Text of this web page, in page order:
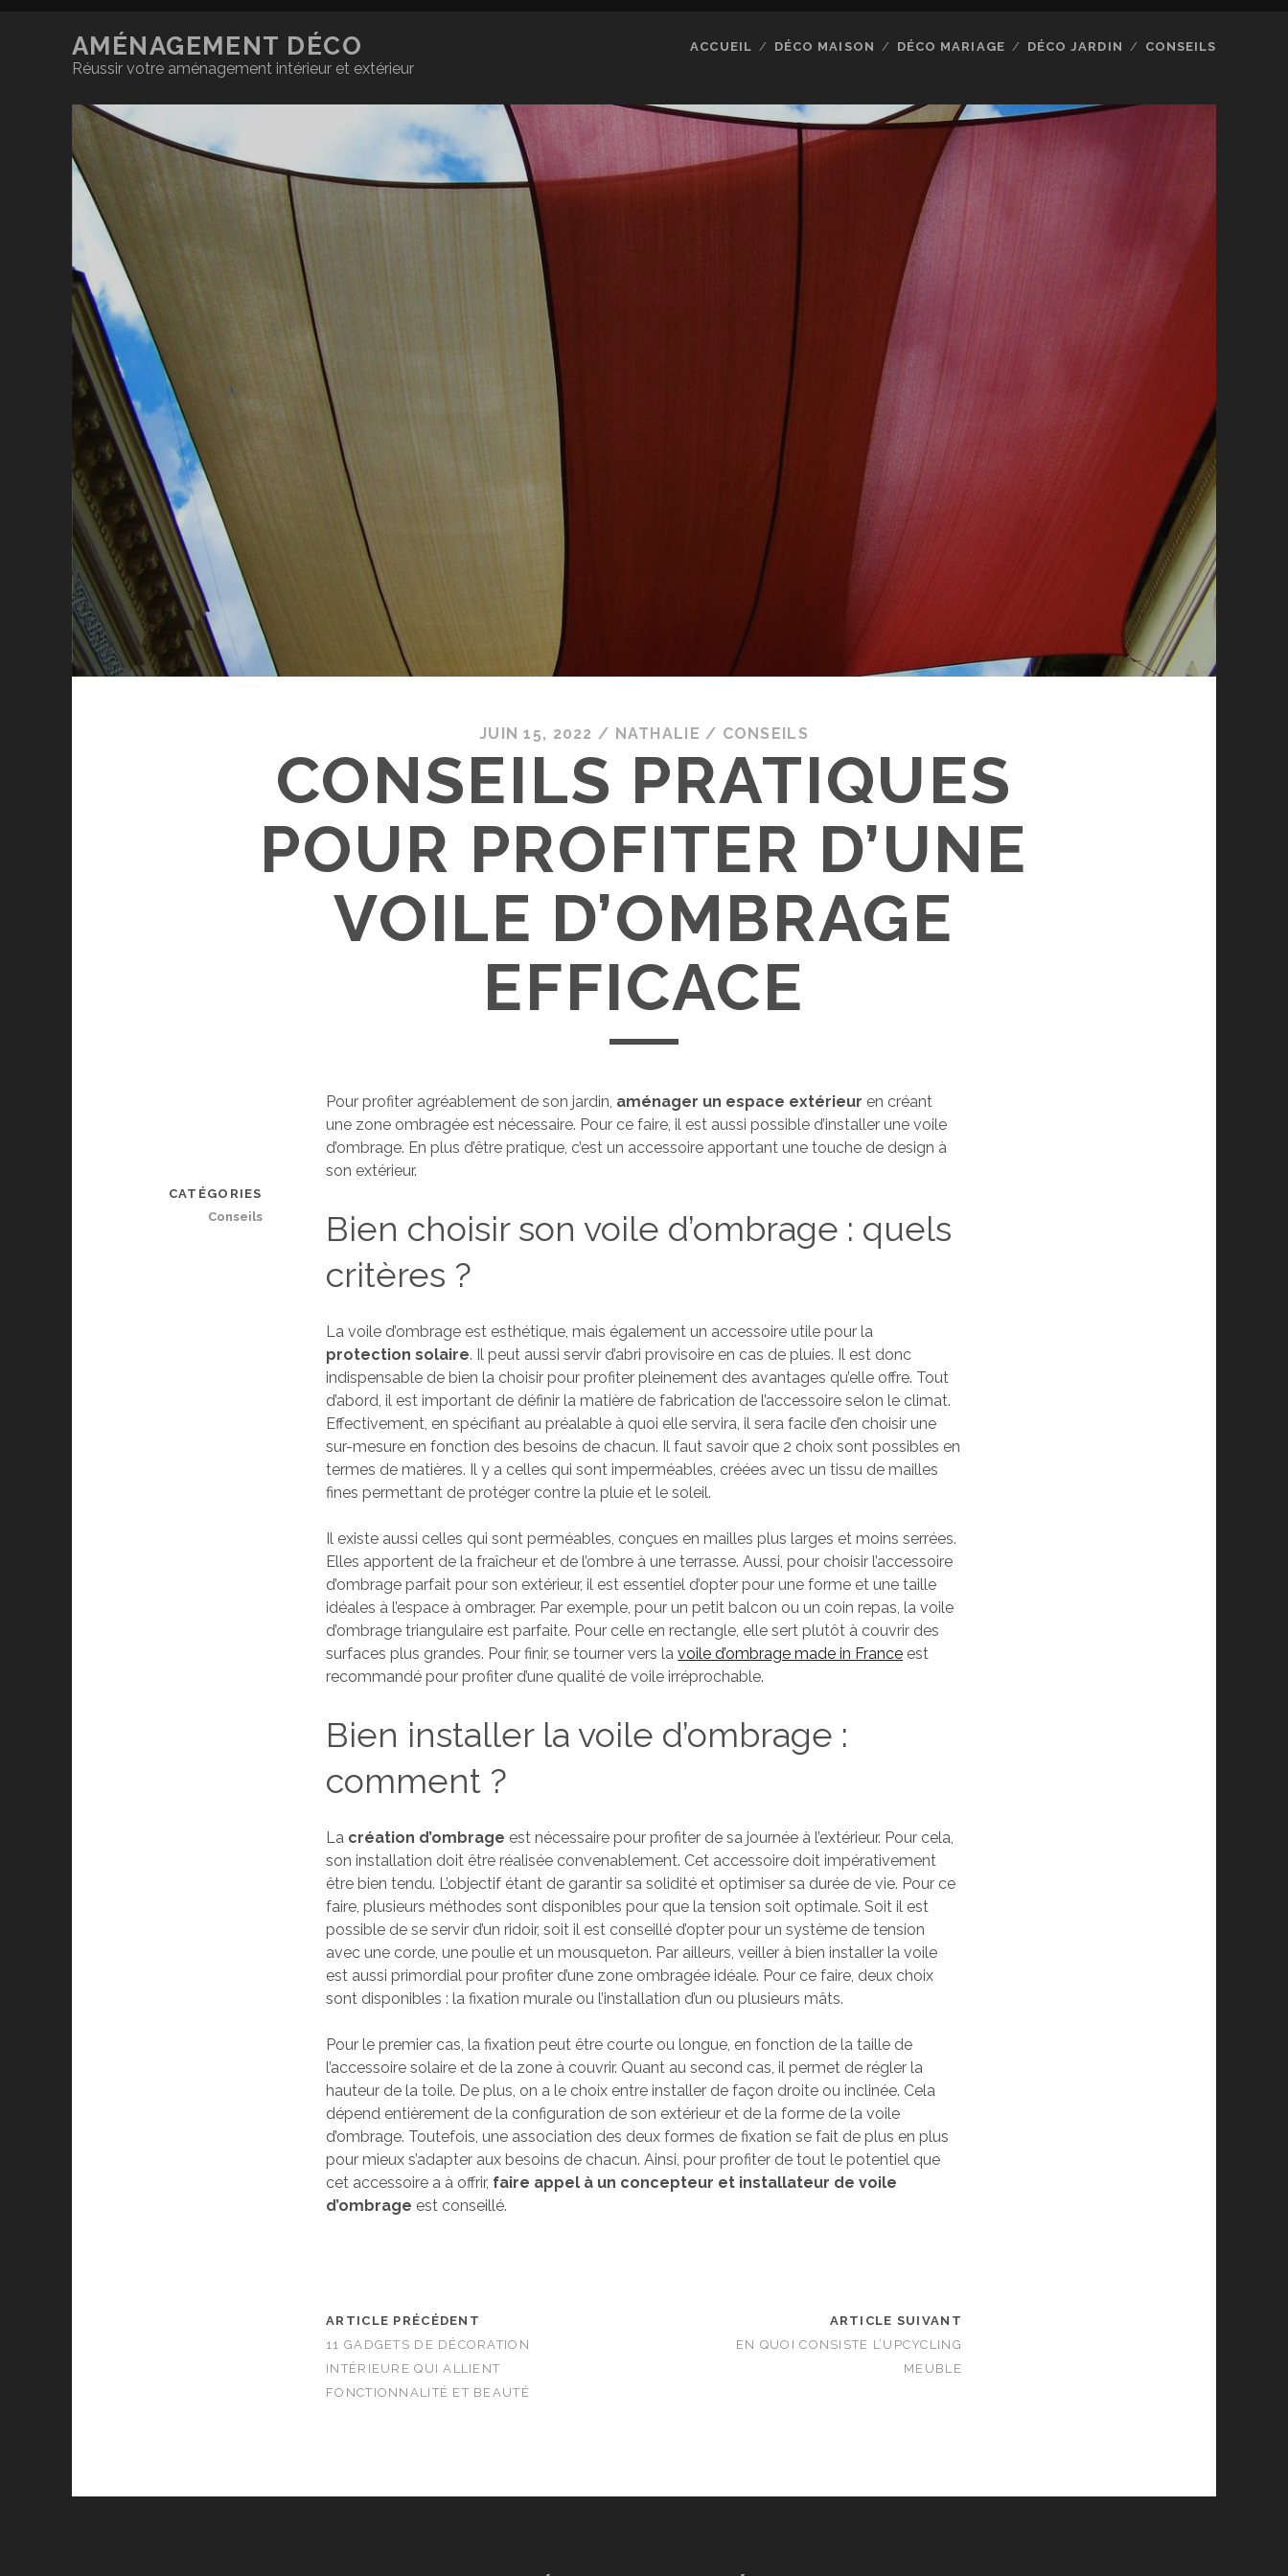
AMÉNAGEMENT DÉCO
Réussir votre aménagement intérieur et extérieur
ACCUEIL DÉCO MAISON DÉCO MARIAGE DÉCO JARDIN CONSEILS
JUIN 15, 2022 / NATHALIE / CONSEILS
CONSEILS PRATIQUES
POUR PROFITER D’UNE
VOILE D’OMBRAGE
EFFICACE
Pour profiter agréablement de son jardin, aménager un espace extérieur en créant
une zone ombragée est nécessaire. Pour ce faire, il est aussi possible d’installer une voile
d’ombrage. En plus d’être pratique, c’est un accessoire apportant une touche de design à
son extérieur.
Bien choisir son voile d’ombrage : quels
critères ?
La voile d’ombrage est esthétique, mais également un accessoire utile pour la
protection solaire. Il peut aussi servir d’abri provisoire en cas de pluies. Il est donc
indispensable de bien la choisir pour profiter pleinement des avantages qu’elle offre. Tout
d’abord, il est important de définir la matière de fabrication de l’accessoire selon le climat.
Effectivement, en spécifiant au préalable à quoi elle servira, il sera facile d’en choisir une
sur-mesure en fonction des besoins de chacun. Il faut savoir que 2 choix sont possibles en
termes de matières. Il y a celles qui sont imperméables, créées avec un tissu de mailles
fines permettant de protéger contre la pluie et le soleil.
Il existe aussi celles qui sont perméables, conçues en mailles plus larges et moins serrées.
Elles apportent de la fraîcheur et de l’ombre à une terrasse. Aussi, pour choisir l’accessoire
d’ombrage parfait pour son extérieur, il est essentiel d’opter pour une forme et une taille
idéales à l’espace à ombrager. Par exemple, pour un petit balcon ou un coin repas, la voile
d’ombrage triangulaire est parfaite. Pour celle en rectangle, elle sert plutôt à couvrir des
surfaces plus grandes. Pour finir, se tourner vers lavoile d’ombrage made in France est
recommandé pour profiter d’une qualité de voile irréprochable.
Bien installer la voile d’ombrage :
comment ?
La création d’ombrage est nécessaire pour profiter de sa journée à l’extérieur. Pour cela,
son installation doit être réalisée convenablement. Cet accessoire doit impérativement
être bien tendu. L’objectif étant de garantir sa solidité et optimiser sa durée de vie. Pour ce
faire, plusieurs méthodes sont disponibles pour que la tension soit optimale. Soit il est
possible de se servir d’un ridoir, soit il est conseillé d’opter pour un système de tension
avec une corde, une poulie et un mousqueton. Par ailleurs, veiller à bien installer la voile
est aussi primordial pour profiter d’une zone ombragée idéale. Pour ce faire, deux choix
sont disponibles : la fixation murale ou l’installation d’un ou plusieurs mâts.
Pour le premier cas, la fixation peut être courte ou longue, en fonction de la taille de
l’accessoire solaire et de la zone à couvrir. Quant au second cas, il permet de régler la
hauteur de la toile. De plus, on a le choix entre installer de façon droite ou inclinée. Cela
dépend entièrement de la configuration de son extérieur et de la forme de la voile
d’ombrage. Toutefois, une association des deux formes de fixation se fait de plus en plus
pour mieux s’adapter aux besoins de chacun. Ainsi, pour profiter de tout le potentiel que
cet accessoire a à offrir, faire appel à un concepteur et installateur de voile
d’ombrage est conseillé.
ARTICLE PRÉCÉDENT
11 GADGETS DE DÉCORATION
INTÉRIEURE QUI ALLIENT
FONCTIONNALITÉ ET BEAUTÉ
ARTICLE SUIVANT
EN QUOI CONSISTE L’UPCYCLING
MEUBLE
CATÉGORIES
Conseils